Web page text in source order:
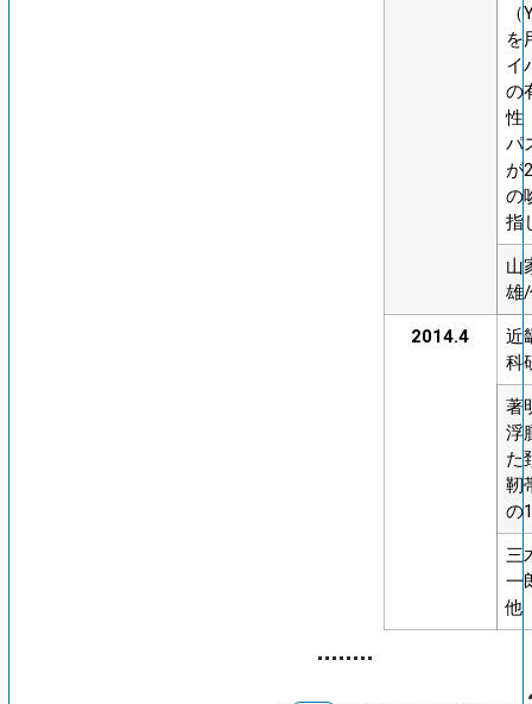
を
イ
の
性
パ
が
の
指
山
雄
2014.4
近
科
著
浮
た
靭
の
三
一
他